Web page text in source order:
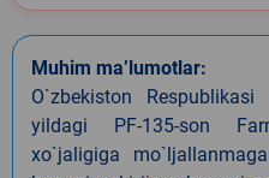
Muhim ma’lumotlar:
O`zbekiston
yildagi PF-135-son
xo`jaligiga